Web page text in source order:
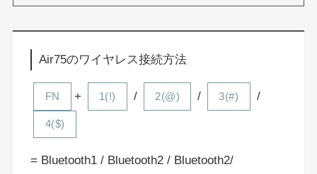
Air75のワイヤレス接続方法
FN + 1(!) / 2(@) / 3(#) /
4($)
= Bluetooth1 / Bluetooth2 / Bluetooth2/